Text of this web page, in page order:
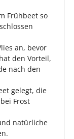
Frühbeet so
an, bevor
den Vorteil,
nach den
gelegt, die
Frost
natürliche